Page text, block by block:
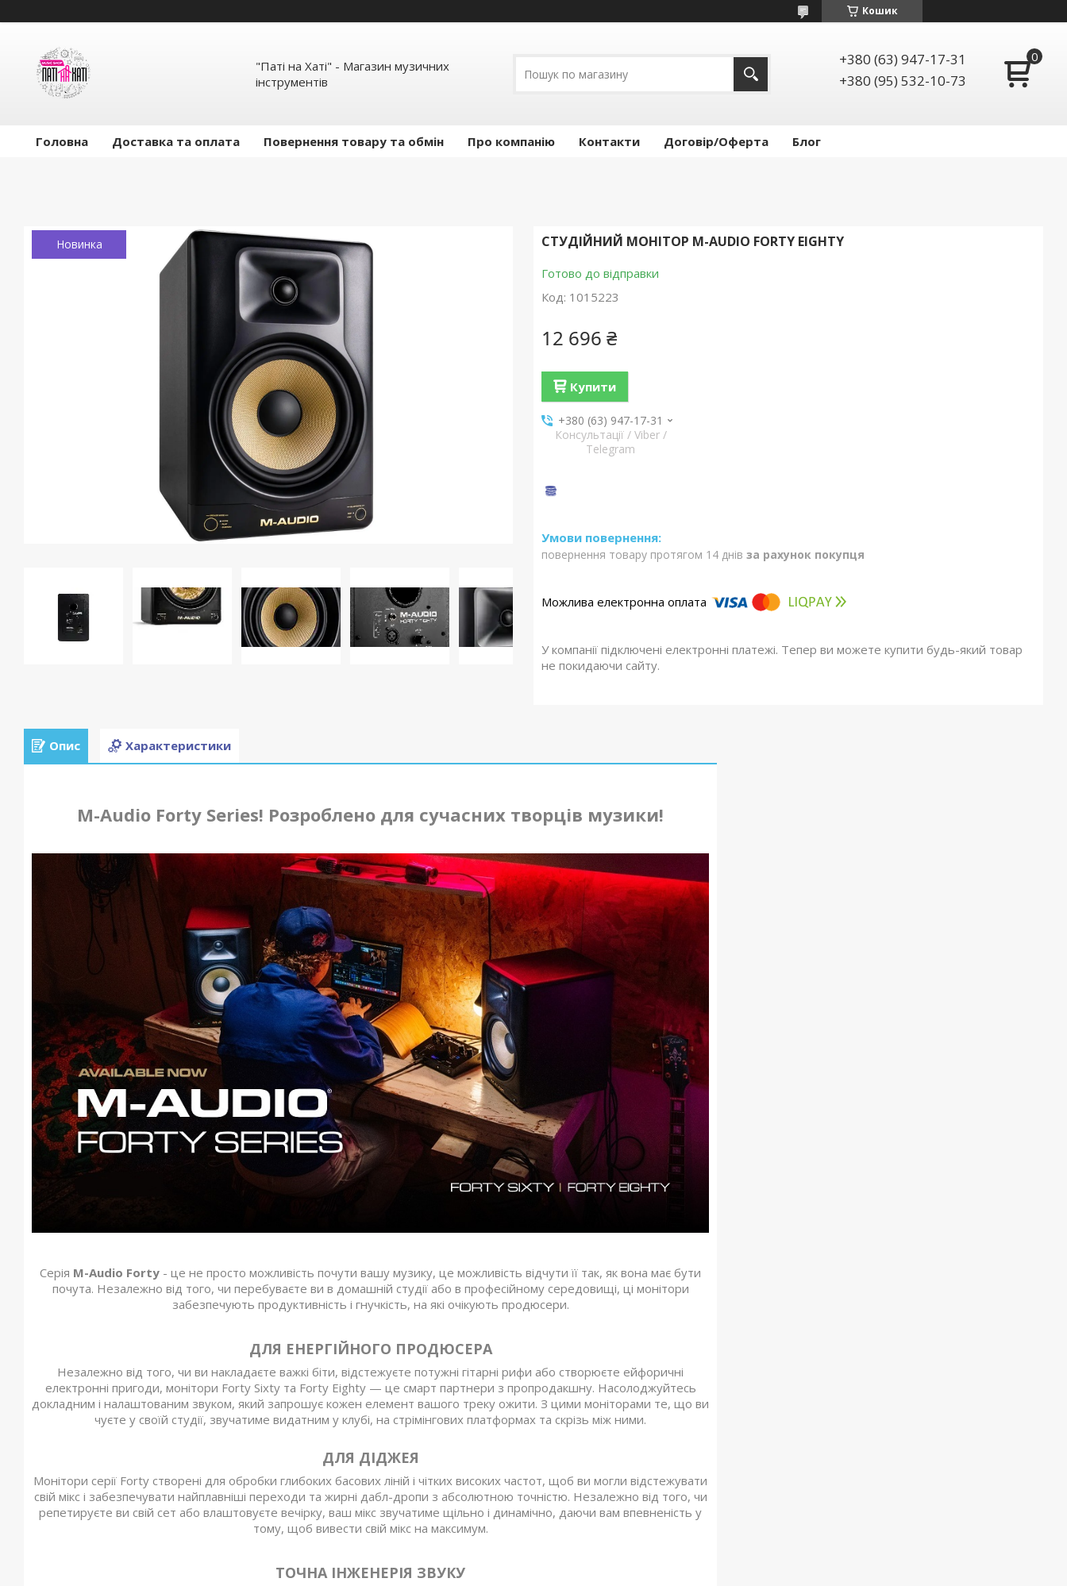
Кошик
"Паті на Хаті" - Магазин музичних
інструментів
+380 (63) 947-17-31
+380 (95) 532-10-73
Головна Доставка та оплата Повернення товару та обмін Про компанію Контакти Договір/Оферта Блог
Новинка СТУДІЙНИЙ МОНІТОР M-AUDIO FORTY EIGHTY
Готово до відправки
Код: 1015223
12 696 ₴
Купити
+380 (63) 947-17-31
Консультації / Viber /
Telegram
повернення товару протягом 14 днів за рахунок покупця
У компанії підключені електронні платежі. Тепер ви можете купити будь-який товар
не покидаючи сайту.
Опис Характеристики
M-Audio Forty Series! Розроблено для сучасних творців музики!
Серія M-Audio Forty - це не просто можливість почути вашу музику, це можливість відчути її так, як вона має бути
почута. Незалежно від того, чи перебуваєте ви в домашній студії або в професійному середовищі, ці монітори
забезпечують продуктивність і гнучкість, на які очікують продюсери.
ДЛЯ ЕНЕРГІЙНОГО ПРОДЮСЕРА
Незалежно від того, чи ви накладаєте важкі біти, відстежуєте потужні гітарні рифи або створюєте ейфоричні
електронні пригоди, монітори Forty Sixty та Forty Eighty — це смарт партнери з пропродакшну. Насолоджуйтесь
докладним і налаштованим звуком, який запрошує кожен елемент вашого треку ожити. З цими моніторами те, що ви
чуєте у своїй студії, звучатиме видатним у клубі, на стрімінгових платформах та скрізь між ними.
ДЛЯ ДІДЖЕЯ
Монітори серії Forty створені для обробки глибоких басових ліній і чітких високих частот, щоб ви могли відстежувати
свій мікс і забезпечувати найплавніші переходи та жирні дабл-дропи з абсолютною точністю. Незалежно від того, чи
репетируєте ви свій сет або влаштовуєте вечірку, ваш мікс звучатиме щільно і динамічно, даючи вам впевненість у
тому, щоб вивести свій мікс на максимум.
ТОЧНА ІНЖЕНЕРІЯ ЗВУКУ